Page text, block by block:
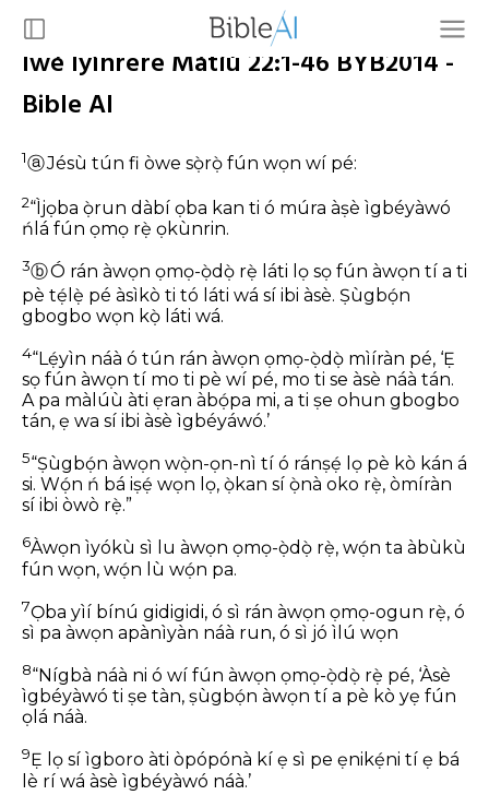
Ìwé Ìyìnrere Mátíù 22:1-46 BYB2014 -
Bible AI
1ⓐJésù tún fi òwe sọ̀rọ̀ fún wọn wí pé:
2“Ìjọba ọ̀run dàbí ọba kan ti ó múra àṣè ìgbéyàwó
ńlá fún ọmọ rẹ̀ ọkùnrin.
3ⓑÓ rán àwọn ọmọ-ọ̀dọ̀ rẹ̀ láti lọ sọ fún àwọn tí a ti
pè tẹ́lẹ̀ pé àsìkò ti tó láti wá sí ibi àsè. Ṣùgbọ́n
gbogbo wọn kọ̀ láti wá.
4“Lẹ́yìn náà ó tún rán àwọn ọmọ-ọ̀dọ̀ mìíràn pé, ‘Ẹ
sọ fún àwọn tí mo ti pè wí pé, mo ti se àsè náà tán.
A pa màlúù àti ẹran àbọ́pa mi, a ti ṣe ohun gbogbo
tán, ẹ wa sí ibi àsè ìgbéyáwó.’
5“Ṣùgbọ́n àwọn wọ̀n-ọn-nì tí ó ránṣẹ́ lọ pè kò kán á
si. Wọ́n ń bá iṣẹ́ wọn lọ, ọ̀kan sí ọ̀nà oko rẹ̀, òmíràn
sí ibi òwò rẹ̀.”
6Àwọn ìyókù sì lu àwọn ọmọ-ọ̀dọ̀ rẹ̀, wọ́n ta àbùkù
fún wọn, wọ́n lù wọ́n pa.
7Ọba yìí bínú gidigidi, ó sì rán àwọn ọmọ-ogun rẹ̀, ó
sì pa àwọn apànìyàn náà run, ó sì jó ìlú wọn
8“Nígbà náà ni ó wí fún àwọn ọmọ-ọ̀dọ̀ rẹ̀ pé, ‘Àsè
ìgbéyàwó ti ṣe tàn, ṣùgbọ́n àwọn tí a pè kò yẹ fún
ọlá náà.
9Ẹ lọ sí ìgboro àti òpópónà kí ẹ sì pe ẹnikẹ́ni tí ẹ bá
lè rí wá àsè ìgbéyàwó náà.’